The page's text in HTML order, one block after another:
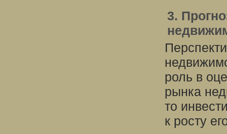
3.
роль в
рынка
то
к росту